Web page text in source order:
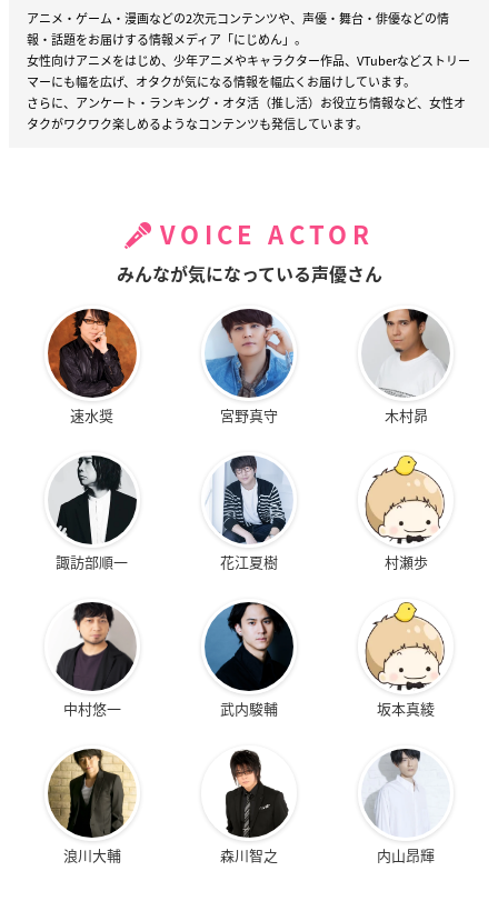
アニメ・ゲーム・漫画などの2次元コンテンツや、声優・舞台・俳優などの情
報・話題をお届けする情報メディア「にじめん」。
女性向けアニメをはじめ、少年アニメやキャラクター作品、VTuberなどストリー
マーにも幅を広げ、オタクが気になる情報を幅広くお届けしています。
さらに、アンケート・ランキング・オタ活（推し活）お役立ち情報など、女性オ
タクがワクワク楽しめるようなコンテンツも発信しています。
VOICE ACTOR
みんなが気になっている声優さん
速水奨 宮野真守 木村昴
諏訪部順一 花江夏樹 村瀬歩
中村悠一 武内駿輔 坂本真綾
浪川大輔 森川智之 内山昂輝